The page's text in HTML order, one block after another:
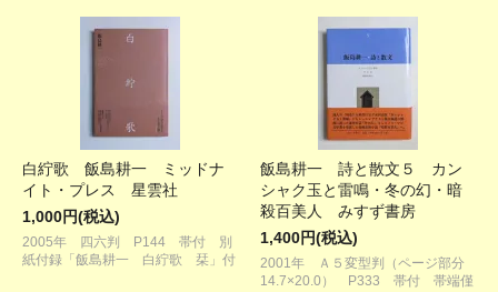
白紵歌 飯島耕一 ミッドナ
イト・プレス 星雲社
1,000円(税込)
2005年 四六判 P144 帯付 別
紙付録「飯島耕一 白紵歌 栞」付
飯島耕一 詩と散文５ カン
シャク玉と雷鳴・冬の幻・暗
殺百美人 みすず書房
1,400円(税込)
2001年 Ａ５変型判（ページ部分
14.7×20.0） P333 帯付 帯端僅